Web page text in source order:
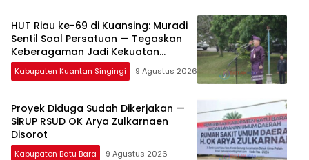
HUT Riau ke-69 di Kuansing: Muradi
Sentil Soal Persatuan — Tegaskan
Keberagaman Jadi Kekuatan
Pembangunan
Kabupaten Kuantan Singingi 9 Agustus 2026
Proyek Diduga Sudah Dikerjakan —
SiRUP RSUD OK Arya Zulkarnaen
Disorot
Kabupaten Batu Bara 9 Agustus 2026